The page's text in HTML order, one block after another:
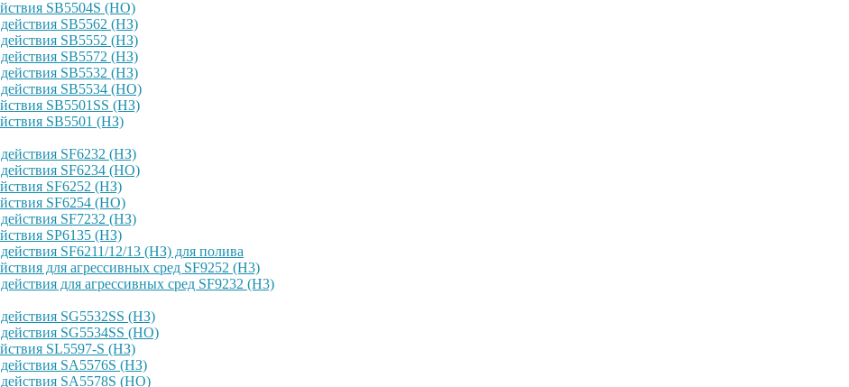
SB5504S (НО)
SB5562 (НЗ)
SB5552 (НЗ)
SB5572 (НЗ)
SB5532 (НЗ)
SB5534 (НО)
SB5501SS (НЗ)
SB5501 (НЗ)
SF6232 (НЗ)
SF6234 (НО)
SF6252 (НЗ)
SF6254 (НО)
SF7232 (НЗ)
SP6135 (НЗ)
SF6211/12/13 (НЗ) для полива
для агрессивных сред SF9252 (H3)
для агрессивных сред SF9232 (H3)
SG5532SS (НЗ)
SG5534SS (НО)
SL5597-S (НЗ)
SA5576S (НЗ)
SA5578S (НО)